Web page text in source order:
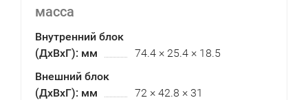
масса
Внутренний блок
(ДхВхГ): мм
74.4 × 25.4 × 18.5
Внешний блок
(ДхВхГ): мм
72 × 42.8 × 31